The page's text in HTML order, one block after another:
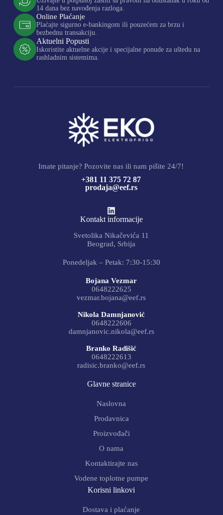
14 dana bez navođenja razloga.
Online Plaćanje
Plaćajte sigurno e-bankingom ili pouzećem za brzu i
bezbednu transakciju.
Aktuelni Popusti
Iskoristite aktuelne akcije i specijalne ponude za uštedu na
rashladnim sistemima.
Imate pitanje? Pozovite nas ili nam pišite 24/7!
+381 11 375 72 87
prodaja@eef.rs
Kontakt informacije
Svetolika Nikačevića 11
Beograd, Srbija
Ponedeljak – Petak: 7:30-15:30
Bojana Vezmar
0648222625
vezmar.bojana@eef.rs
Nikola Damnjanović
0648222606
damnjanovic.nikola@eef.rs
Branko Radišić
0648222613
radisic.branko@eef.rs
Glavne stranice
Naslovna
Prodavnica
Proizvođači
O nama
Kontaktirajte nas
Vodene toplotne pumpe
Korisni linkovi
Dostava i plaćanje